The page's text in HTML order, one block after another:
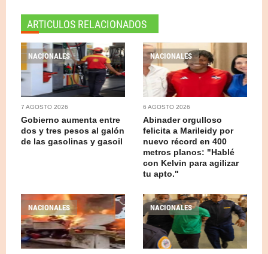
ARTICULOS RELACIONADOS
NACIONALES
7 AGOSTO 2026
Gobierno aumenta entre
dos y tres pesos al galón
de las gasolinas y gasoil
NACIONALES
6 AGOSTO 2026
Abinader orgulloso
felicita a Marileidy por
nuevo récord en 400
metros planos: "Hablé
con Kelvin para agilizar
tu apto."
NACIONALES NACIONALES